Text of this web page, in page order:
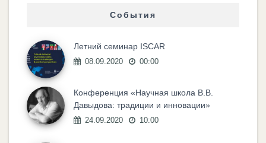
События
Летний семинар ISCAR
08.09.2020 00:00
Конференция «Научная школа В.В.
Давыдова: традиции и инновации»
24.09.2020 10:00